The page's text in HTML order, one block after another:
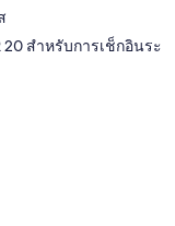
สำหรับการเช็กอินระ